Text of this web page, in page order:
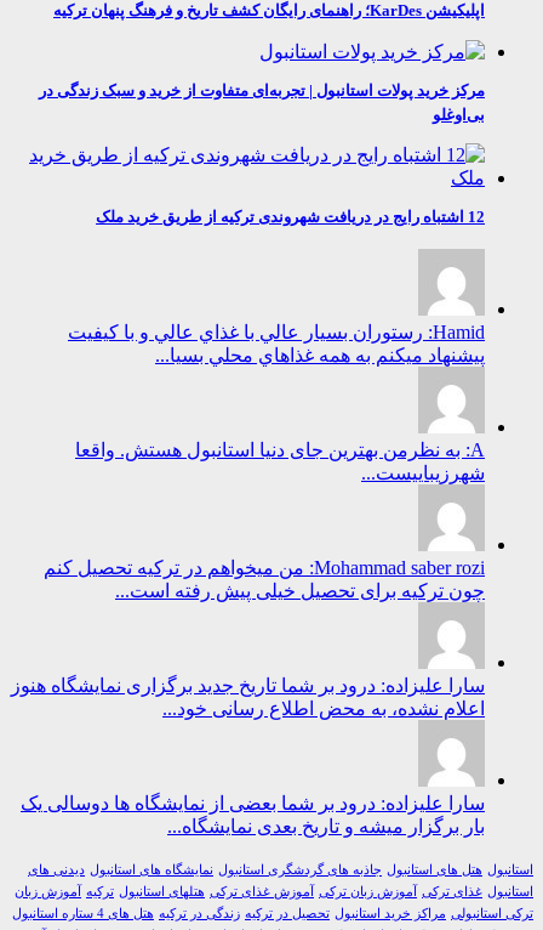
اپلیکیشن KarDes؛ راهنمای رایگان کشف تاریخ و فرهنگ پنهان ترکیه
مرکز خرید پولات استانبول | تجربه‌ای متفاوت از خرید و سبک زندگی در
بی‌اوغلو
Hamid: رستوران بسيار عالي با غذاي عالي و با كيفيت
پيشنهاد ميكنم به همه غذاهاي محلي بسيا...
A: به نظرمن بهترین جای دنیا استانبول هستش. واقعا
شهرزیباییست...
Mohammad saber rozi: من میخواهم در ترکیه تحصیل کنم
چون ترکیه برای تحصیل خیلی پیش رفته است...
سارا علیزاده: درود بر شما تاریخ جدید برگزاری نمایشگاه هنوز
اعلام نشده، به محض اطلاع رسانی خود...
سارا علیزاده: درود بر شما بعضی از نمایشگاه ها دوسالی یک
بار برگزار میشه و تاریخ بعدی نمایشگاه...
هتل های استانبول جاذبه های گردشگری استانبول نمایشگاه های استانبول دیدنی های
غذای ترکی آموزش زبان ترکی آموزش غذای ترکی هتلهای استانبول ترکیه آموزش زبان
مراکز خرید استانبول تحصیل در ترکیه زندگی در ترکیه
هتل های 4 ستاره استانبول